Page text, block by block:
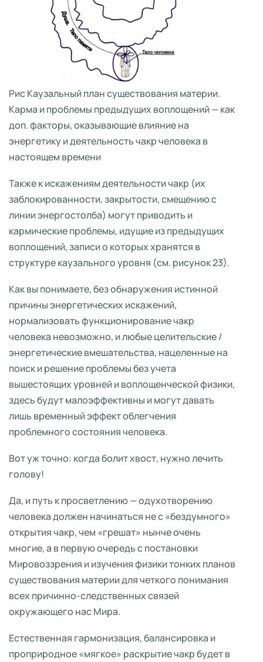
Рис Каузальный план существования материи.
Карма и проблемы предыдущих воплощений — как
доп. факторы, оказывающие влияние на
энергетику и деятельность чакр человека в
настоящем времени
Также к искажениям деятельности чакр (их
заблокированности, закрытости, смещению с
линии энергостолба) могут приводить и
кармические проблемы, идущие из предыдущих
воплощений, записи о которых хранятся в
структуре каузального уровня (см. рисунок 23).
Как вы понимаете, без обнаружения истинной
причины энергетических искажений,
нормализовать функционирование чакр
человека невозможно, и любые целительские /
энергетические вмешательства, нацеленные на
поиск и решение проблемы без учета
вышестоящих уровней и воплощенческой физики,
здесь будут малоэффективны и могут давать
лишь временный эффект облегчения
проблемного состояния человека.
Вот уж точно: когда болит хвост, нужно лечить
голову!
Да, и путь к просветлению — одухотворению
человека должен начинаться не с «бездумного»
открытия чакр, чем «грешат» нынче очень
многие, а в первую очередь с постановки
Мировоззрения и изучения физики тонких планов
существования материи для четкого понимания
всех причинно-следственных связей
окружающего нас Мира.
Естественная гармонизация, балансировка и
проприродное «мягкое» раскрытие чакр будет в